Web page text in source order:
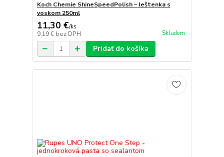
Koch Chemie ShineSpeedPolish – leštenka s
voskom 250ml
11,30 €/ks
9,19 € bez DPH Skladom
Pridať do košíka